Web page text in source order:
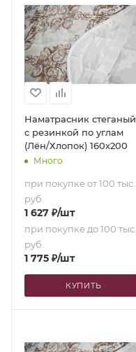
Наматрасник стеганый
с резинкой по углам
(Лён/Хлопок) 160х200
Много
при покупке от 100 тыс.
руб.
1 627 ₽/шт
при покупке до 100 тыс.
руб.
1 775 ₽/шт
КУПИТЬ